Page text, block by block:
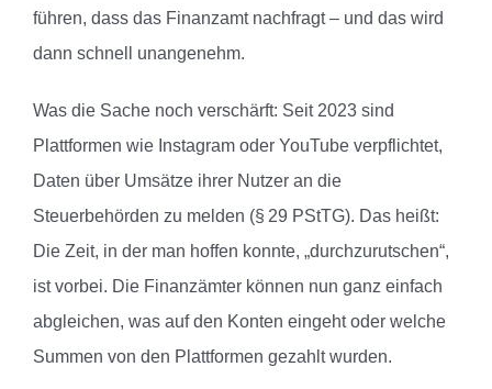
führen, dass das Finanzamt nachfragt – und das wird
dann schnell unangenehm.
Was die Sache noch verschärft: Seit 2023 sind
Plattformen wie Instagram oder YouTube verpflichtet,
Daten über Umsätze ihrer Nutzer an die
Steuerbehörden zu melden (§ 29 PStTG). Das heißt:
Die Zeit, in der man hoffen konnte, „durchzurutschen“,
ist vorbei. Die Finanzämter können nun ganz einfach
abgleichen, was auf den Konten eingeht oder welche
Summen von den Plattformen gezahlt wurden.